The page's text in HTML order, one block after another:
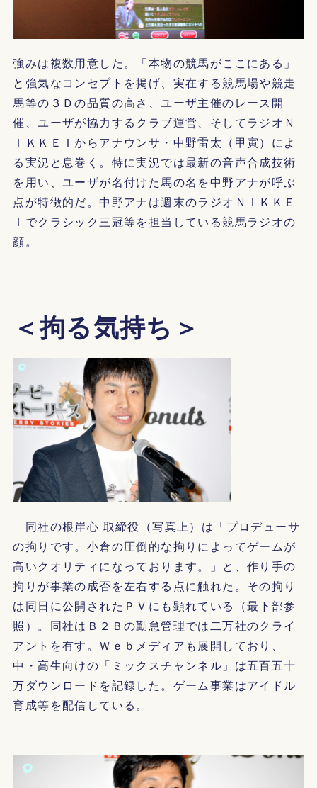
強みは複数用意した。「本物の競馬がここにある」
と強気なコンセプトを掲げ、実在する競馬場や競走
馬等の３Ｄの品質の高さ、ユーザ主催のレース開
催、ユーザが協力するクラブ運営、そしてラジオＮ
ＩＫＫＥＩからアナウンサ・中野雷太（甲寅）によ
る実況と息巻く。特に実況では最新の音声合成技術
を用い、ユーザが名付けた馬の名を中野アナが呼ぶ
点が特徴的だ。中野アナは週末のラジオＮＩＫＫＥ
Ｉでクラシック三冠等を担当している競馬ラジオの
顔。
＜拘る気持ち＞
同社の根岸心 取締役（写真上）は「プロデューサ
の拘りです。小倉の圧倒的な拘りによってゲームが
高いクオリティになっております。」と、作り手の
拘りが事業の成否を左右する点に触れた。その拘り
は同日に公開されたＰＶにも顕れている（最下部参
照）。同社はＢ２Ｂの勤怠管理では二万社のクライ
アントを有す。Ｗｅｂメディアも展開しており、
中・高生向けの「ミックスチャンネル」は五百五十
万ダウンロードを記録した。ゲーム事業はアイドル
育成等を配信している。